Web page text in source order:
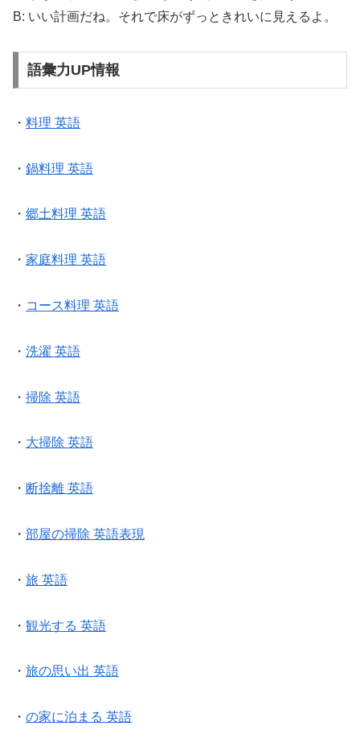
B: いい計画だね。それで床がずっときれいに見えるよ。
語彙力UP情報
・ 料理 英語
・ 鍋料理 英語
・ 郷土料理 英語
・ 家庭料理 英語
・ コース料理 英語
・ 洗濯 英語
・ 掃除 英語
・ 大掃除 英語
・ 断捨離 英語
・ 部屋の掃除 英語表現
・ 旅 英語
・ 観光する 英語
・ 旅の思い出 英語
・ の家に泊まる 英語